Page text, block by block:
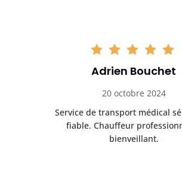
Adrien Bouchet
20 octobre 2024
Service de transport médical
fiable. Chauffeur
bienveillant.